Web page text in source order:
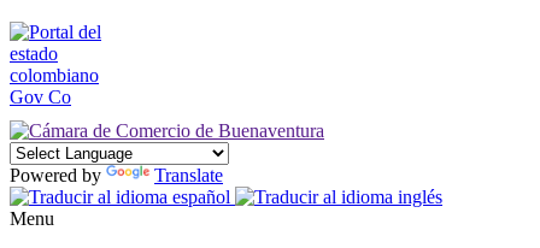
Powered by Translate
Menu